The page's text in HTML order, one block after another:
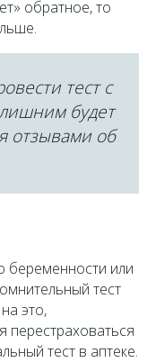
обратное, то
тест с
будет
отзывами об
беременности или
тест
это,
перестраховаться
тест в аптеке.